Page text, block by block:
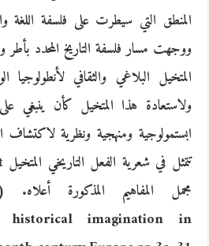
المنطق التي سيطرت على فلسفة اللغة
ووجهت مسار فلسفة التاريخ المحدد بأطر
المتخيل البلاغي والثقافي لأنطولوجيا
ولاستعادة هذا المتخيل كأن ينبغي
ابستمولوجية ومنهجية ونظرية لاكتشاف
historical imagination in